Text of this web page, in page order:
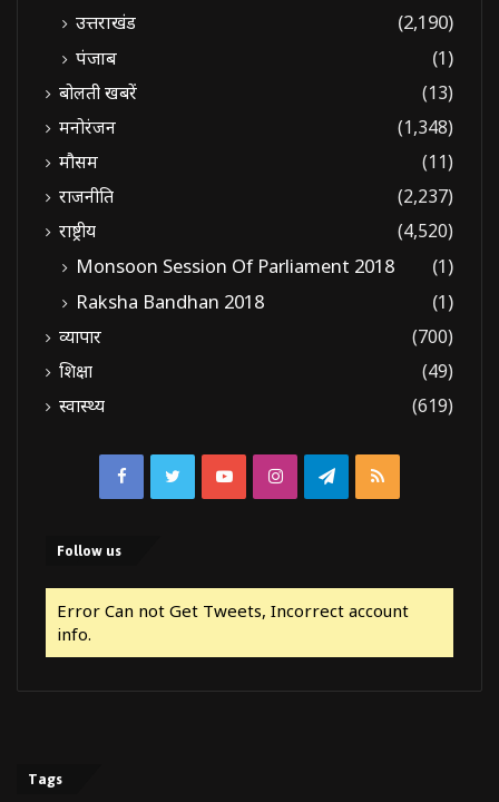
उत्तराखंड
(2,190)
पंजाब
(1)
बोलती खबरें
(13)
मनोरंजन
(1,348)
मौसम
(11)
राजनीति
(2,237)
राष्ट्रीय
(4,520)
Monsoon Session Of Parliament 2018
(1)
Raksha Bandhan 2018
(1)
व्यापार
(700)
शिक्षा
(49)
स्वास्थ्य
(619)
FacebookTwitterYouTubeInstagramTelegram
RSS
Follow us
Error Can not Get Tweets, Incorrect account
info.
Tags